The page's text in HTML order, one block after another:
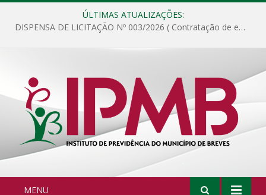
ÚLTIMAS ATUALIZAÇÕES:
DISPENSA DE LICITAÇÃO Nº 003/2026 ( Contratação de empresa para fornecimento de gêneros alimentícios não perecíveis, materiais de expediente, descartáveis, copa e cozinha, para análise e posterior publicação.)
MENU